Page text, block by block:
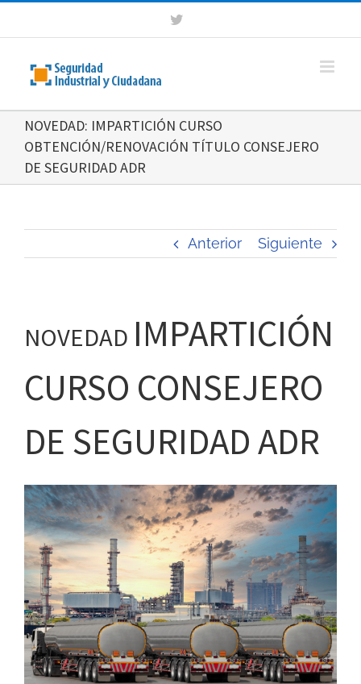
al
contenido
Twitter
NOVEDAD: IMPARTICIÓN CURSO
OBTENCIÓN/RENOVACIÓN TÍTULO CONSEJERO
DE SEGURIDAD ADR
Anterior Siguiente
NOVEDAD IMPARTICIÓN
CURSO CONSEJERO
DE SEGURIDAD ADR